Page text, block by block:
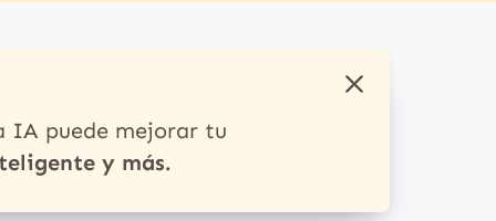
IA puede mejorar tu
y más.